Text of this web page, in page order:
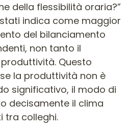
della flessibilità oraria?”
indica come maggior
del bilanciamento
non tanto il
Questo
la produttività non è
significativo, il modo di
decisamente il clima
tra colleghi.